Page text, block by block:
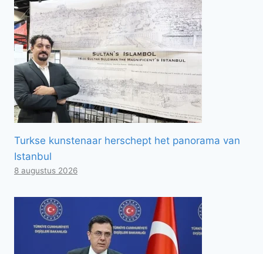
Turkse kunstenaar herschept het panorama van
Istanbul
8 augustus 2026